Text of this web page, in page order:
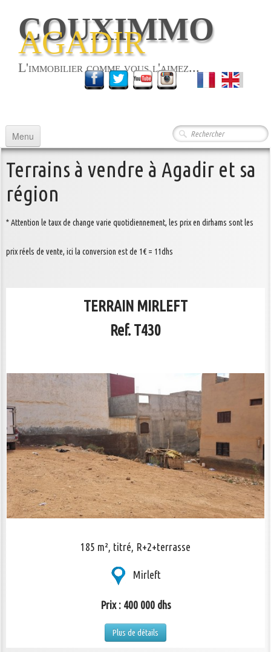
COUXIMMO
AGADIR
L'immobilier comme vous l'aimez...
Français▼
Menu
LOCATIONS
Terrains à vendre à Agadir et sa
région
* Attention le taux de change varie quotidiennement, les prix en dirhams sont les
prix réels de vente, ici la conversion est de 1€ = 11dhs
TERRAIN MIRLEFT
Ref. T430
185 m², titré, R+2+terrasse
Mirleft
Prix : 400 000 dhs
Plus de détails